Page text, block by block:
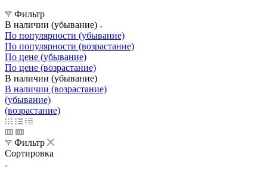
Фильтр
В наличии (убывание)
По популярности (убывание)
По популярности (возрастание)
По цене (убывание)
По цене (возрастание)
В наличии (убывание)
В наличии (возрастание)
(убывание)
(возрастание)
Фильтр
Сортировка